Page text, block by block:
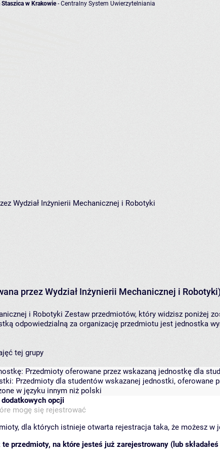
w Krakowie- Centralny System Uwierzytelniania
Wydział Inżynierii Mechanicznej i Robotyki
przez Wydział Inżynierii Mechanicznej i
i Robotyki Zestaw przedmiotów, który widzisz poniżej
odpowiedzialną za organizację przedmiotu jest jednostka
tej grupy
Przedmioty oferowane przez wskazaną jednostkę dla
Przedmioty dla studentów wskazanej jednostki, oferowane
w języku innym niż polski
opcji
mogę się rejestrować
dla których istnieje otwarta rejestracja taka, że możesz w
przedmioty, na które jesteś już zarejestrowany (lub